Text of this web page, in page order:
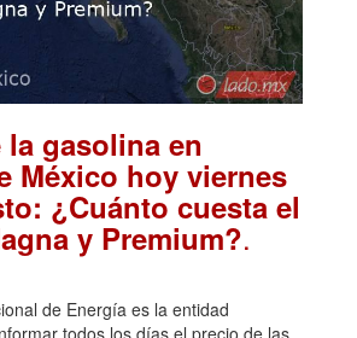
la gasolina en
México hoy viernes
¿Cuánto cuesta el
y Premium?.
de Energía es la entidad